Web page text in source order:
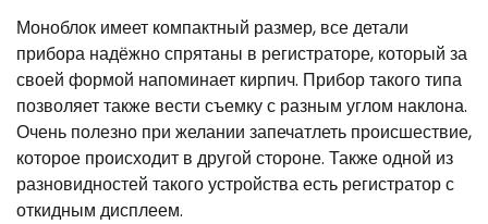
Моноблок имеет компактный размер, все детали
прибора надёжно спрятаны в регистраторе, который за
своей формой напоминает кирпич. Прибор такого типа
позволяет также вести съемку с разным углом наклона.
Очень полезно при желании запечатлеть происшествие,
которое происходит в другой стороне. Также одной из
разновидностей такого устройства есть регистратор с
откидным дисплеем.